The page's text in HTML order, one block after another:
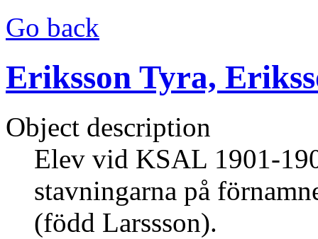
Go back
Eriksson Tyra,
Object description
Elev vid KSAL 1901-
stavningarna på
(född Larssson).